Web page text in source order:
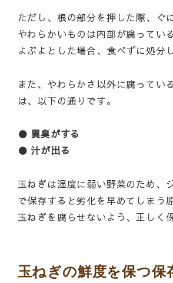
ただし、根の部分を押した際、ぐ
やわらかいものは内部が腐ってい
よぶよとした場合、食べずに処分
また、やわらかさ以外に腐ってい
は、以下の通りです。
● 異臭がする
● 汁が出る
玉ねぎは湿度に弱い野菜のため、
で保存すると劣化を早めてしまう
玉ねぎを腐らせないよう、正しく
玉ねぎの鮮度を保つ保